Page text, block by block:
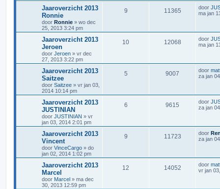
Jaaroverzicht 2013
Ronnie
door Ronnie » wo dec
25, 2013 3:24 pm
9 11365 door
ma jan
Jaaroverzicht 2013
Jeroen
door Jeroen » vr dec
27, 2013 3:22 pm
10 12068 door
ma jan
Jaaroverzicht 2013
Saitzee
door Saitzee » vr jan 03,
2014 10:14 pm
5 9007 door
za jan
Jaaroverzicht 2013
JUSTINIAN
door JUSTINIAN » vr
jan 03, 2014 2:01 pm
6 9615 door
za jan
Jaaroverzicht 2013
Vincent
door VinceCargo » do
jan 02, 2014 1:02 pm
9 11723 door
za jan
Jaaroverzicht 2013
Marcel
door Marcel » ma dec
30, 2013 12:59 pm
12 14052 door
vr jan